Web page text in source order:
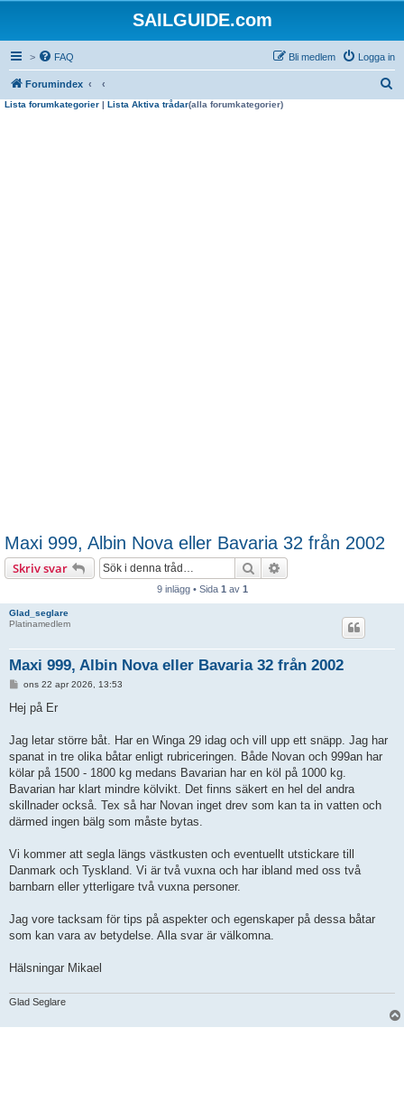
SAILGUIDE.com
> FAQ Logga in
Bli medlem
Forumindex
Lista forumkategorier | Lista Aktiva trådar(alla forumkategorier)
Maxi 999, Albin Nova eller Bavaria 32 från 2002
Skriv svar Sök
9 inlägg • Sida 1 av 1
Glad_seglare
Platinamedlem
Maxi 999, Albin Nova eller Bavaria 32 från 2002
l
ä
g
ons 22 apr 2026, 13:53
Hej på Er
Jag letar större båt. Har en Winga 29 idag och vill upp ett snäpp. Jag har
spanat in tre olika båtar enligt rubriceringen. Både Novan och 999an har
kölar på 1500 - 1800 kg medans Bavarian har en köl på 1000 kg.
Bavarian har klart mindre kölvikt. Det finns säkert en hel del andra
skillnader också. Tex så har Novan inget drev som kan ta in vatten och
därmed ingen bälg som måste bytas.
Vi kommer att segla längs västkusten och eventuellt utstickare till
Danmark och Tyskland. Vi är två vuxna och har ibland med oss två
barnbarn eller ytterligare två vuxna personer.
Jag vore tacksam för tips på aspekter och egenskaper på dessa båtar
som kan vara av betydelse. Alla svar är välkomna.
Hälsningar Mikael
Glad Seglare